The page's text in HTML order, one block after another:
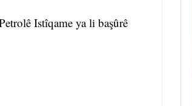
Istîqame ya li başûrê